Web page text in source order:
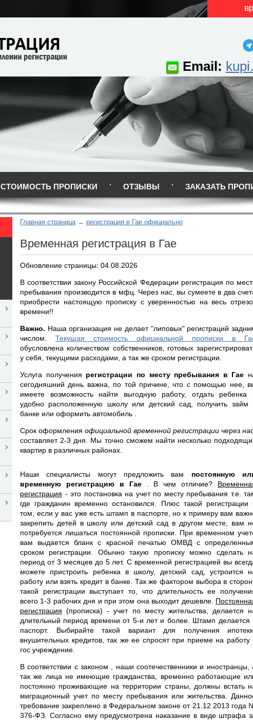
Email:
СТОИМОСТЬ ПРОПИСКИ ОТЗЫВЫ ЗАКАЗАТЬ
Главная страница регистрация в Гае официально
Временная регистрация в Гае
Обновление страницы: 04.08.2026
В соответствии закону Российской Федерации регистрация по
пребывания производится в мфц. Через нас, вы сумеете в два
приобрести настоящую прописку с уверенностью на весь
времени!!
Важно. Наша организация не делает "липовых" регистраций
числом. Текущая стоимость официальной прописки в
обусловлена количеством собственников, готовых
у себя, текущими расходами, а так же сроком регистрации.
Услуга получения регистрации по месту пребывания в Гае
сегодняшний день важна, по той причине, что с помощью нее,
имеете возможность найти выгодную работу, отдать ребенка
удобно расположенную школу или детский сад, получить займ
банке или оформить автомобиль .
Срок оформления официальной временной регистрации через
составляет 2-3 дня. Мы точно сможем найти несколько
квартир в различных районах.
Наши специалисты могут предложить вам постоянную
временную регистрацию в Гае
. В чем отличие?
регистрация - это постановка на учет по месту пребывания т.е.
где гражданин временно остановился. Плюс такой регистрации
том, если у вас уже есть штамп в паспорте, но к примеру вам
закрепить детей в школу или детский сад в другом месте, вам
потребуется лишаться постоянной прописки. При временном
вам выдается бланк с красной печатью ОМВД с
сроком регистрации. Обычно такую прописку можно сделать
период от 3 месяцев до 5 лет. С временной регистрацией вы
можете пристроить ребенка в школу, детский сад, устроится
работу или взять кредит в банке. Так же фактором выбора в
такой регистрации выступает то, что длительность ее
всего 1-3 рабочих дня и при этом она выходит дешевле.
регистрация (прописка) - учет по месту жительства, делается
длительный период времени от 5-и лет и более. Штамп делается
паспорт. Выбирайте такой вариант для получения ипотеки,
внушительных кредитов, так же ее спросят при приеме на работу
гос учреждение.
В соответствии с законом , наши соотечественники и иностранцы,
так же лица не имеющие гражданства, временно работающие
постоянно проживающие на территории страны, должны встать
миграционный учет по месту пребывания или жительства.
требование закреплено в Федеральном законе от 21.12.2013 года
376-ФЗ. Согласно ему предусмотрена наказание в виде штрафа